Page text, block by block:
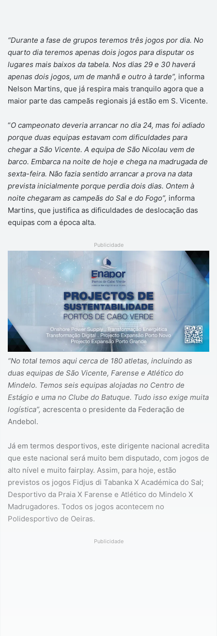
“Durante a fase de grupos teremos três jogos por dia. No
quarto dia teremos apenas dois jogos para disputar os
lugares mais baixos da tabela. Nos dias 29 e 30 haverá
apenas dois jogos, um de manhã e outro à tarde”, informa
Nelson Martins, que já respira mais tranquilo agora que a
maior parte das campeãs regionais já estão em S. Vicente.
“O campeonato deveria arrancar no dia 24, mas foi adiado
porque duas equipas estavam com dificuldades para
chegar a São Vicente. A equipa de São Nicolau vem de
barco. Embarca na noite de hoje e chega na madrugada de
sexta-feira. Não fazia sentido arrancar a prova na data
prevista inicialmente porque perdia dois dias. Ontem à
noite chegaram as campeãs do Sal e do Fogo”, informa
Martins, que justifica as dificuldades de deslocação das
equipas com a época alta.
Publicidade
“No total temos aqui cerca de 180 atletas, incluindo as
duas equipas de São Vicente, Farense e Atlético do
Mindelo. Temos seis equipas alojadas no Centro de
Estágio e uma no Clube do Batuque. Tudo isso exige muita
logística”, acrescenta o presidente da Federação de
Andebol.
Já em termos desportivos, este dirigente nacional acredita
que este nacional será muito bem disputado, com jogos de
alto nível e muito fairplay. Assim, para hoje, estão
previstos os jogos Fidjus di Tabanka X Académica do Sal;
Desportivo da Praia X Farense e Atlético do Mindelo X
Madrugadores. Todos os jogos acontecem no
Polidesportivo de Oeiras.
Publicidade